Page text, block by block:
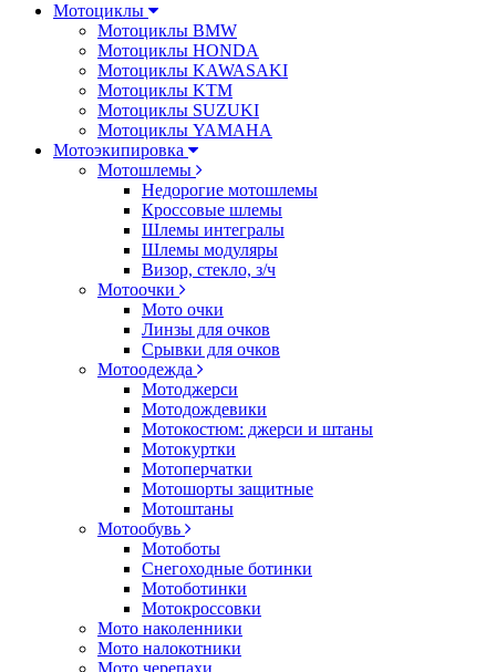
Мотоциклы
Мотоциклы BMW
Мотоциклы HONDA
Мотоциклы KAWASAKI
Мотоциклы KTM
Мотоциклы SUZUKI
Мотоциклы YAMAHA
Мотоэкипировка
Мотошлемы
Недорогие мотошлемы
Кроссовые шлемы
Шлемы интегралы
Шлемы модуляры
Визор, стекло, з/ч
Мотоочки
Мото очки
Линзы для очков
Срывки для очков
Мотоодежда
Мотоджерси
Мотодождевики
Мотокостюм: джерси и штаны
Мотокуртки
Мотоперчатки
Мотошорты защитные
Мотоштаны
Мотообувь
Мотоботы
Снегоходные ботинки
Мотоботинки
Мотокроссовки
Мото наколенники
Мото налокотники
Мото черепахи